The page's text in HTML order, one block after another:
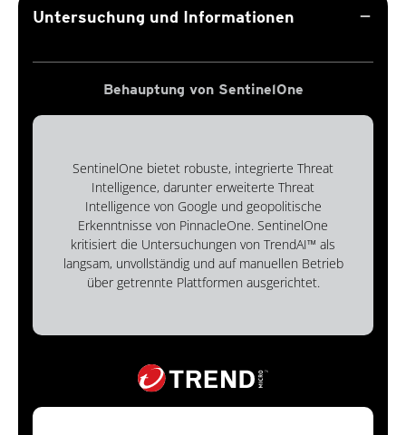
Untersuchung und Informationen remove
Behauptung von SentinelOne
SentinelOne bietet robuste, integrierte Threat
Intelligence, darunter erweiterte Threat
Intelligence von Google und geopolitische
Erkenntnisse von PinnacleOne. SentinelOne
kritisiert die Untersuchungen von TrendAI™ als
langsam, unvollständig und auf manuellen Betrieb
über getrennte Plattformen ausgerichtet.